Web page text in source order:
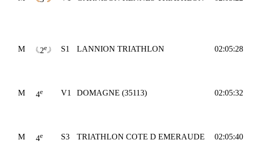
M 2e S1 LANNION TRIATHLON 02:05:28
M 4e V1 DOMAGNE (35113) 02:05:32
M 4e S3 TRIATHLON COTE D EMERAUDE 02:05:40